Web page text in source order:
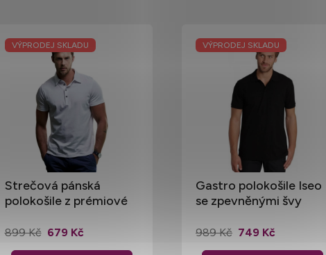
VÝPRODEJ SKLADU
Strečová pánská
polokošile z prémiové
679 Kč
899 Kč
VÝPRODEJ SKLADU
Gastro polokošile Iseo
se zpevněnými švy
749 Kč
989 Kč